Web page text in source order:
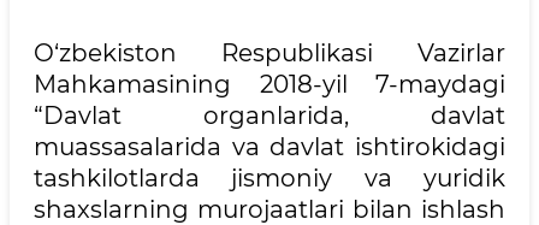
O‘zbekiston Respublikasi Vazirlar
Mahkamasining 2018-yil 7-maydagi
“Davlat organlarida, davlat
muassasalarida va davlat ishtirokidagi
tashkilotlarda jismoniy va yuridik
shaxslarning murojaatlari bilan ishlash